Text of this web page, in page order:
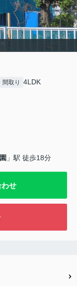
間取り 4LDK
」駅 徒歩18分
せ